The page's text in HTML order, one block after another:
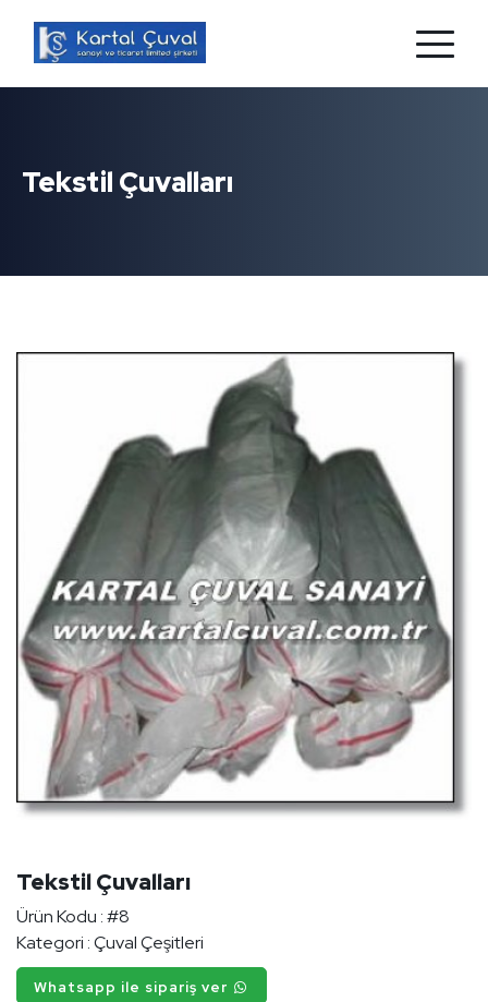
Tekstil Çuvalları
Tekstil Çuvalları
Ürün Kodu :#8
Kategori :Çuval Çeşitleri
Whatsapp ile sipariş ver